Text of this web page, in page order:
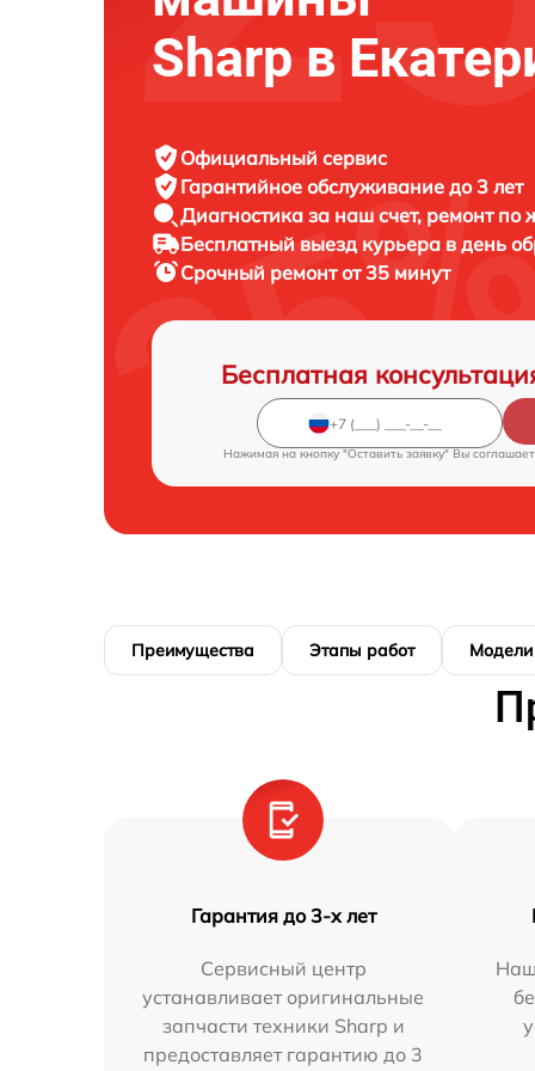
Sharp в
Официальный сервис
Гарантийное обслуживание до 3 лет
Диагностика за наш счет, ремонт по
Бесплатный выезд курьера в день
Срочный ремонтот 35 минут
Бесплатная
Нажимая на кнопку "Оставить заявку" Вы
Преимущества Этапы работ Модели
Гарантия до 3-х лет
Сервисный центр
устанавливает оригинальные
запчасти техники Sharp и
предоставляет гарантию до 3
Наш